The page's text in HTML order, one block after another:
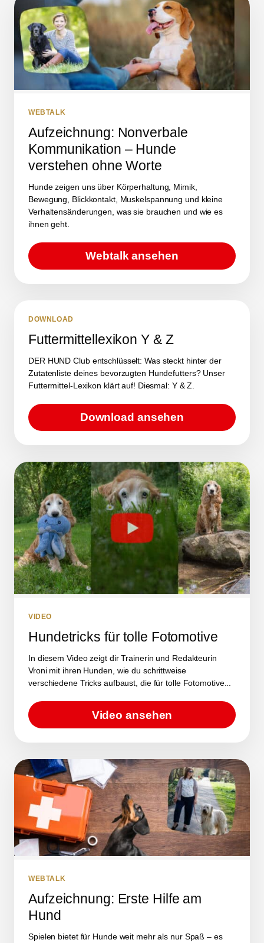
WEBTALK
Aufzeichnung: Nonverbale
Kommunikation – Hunde
verstehen ohne Worte
Hunde zeigen uns über Körperhaltung, Mimik,
Bewegung, Blickkontakt, Muskelspannung und kleine
Verhaltensänderungen, was sie brauchen und wie es
ihnen geht.
Webtalk ansehen
DOWNLOAD
Futtermittellexikon Y & Z
DER HUND Club entschlüsselt: Was steckt hinter der
Zutatenliste deines bevorzugten Hundefutters? Unser
Futtermittel-Lexikon klärt auf! Diesmal: Y & Z.
Download ansehen
VIDEO
Hundetricks für tolle Fotomotive
In diesem Video zeigt dir Trainerin und Redakteurin
Vroni mit ihren Hunden, wie du schrittweise
verschiedene Tricks aufbaust, die für tolle Fotomotive...
Video ansehen
WEBTALK
Aufzeichnung: Erste Hilfe am
Hund
Spielen bietet für Hunde weit mehr als nur Spaß – es